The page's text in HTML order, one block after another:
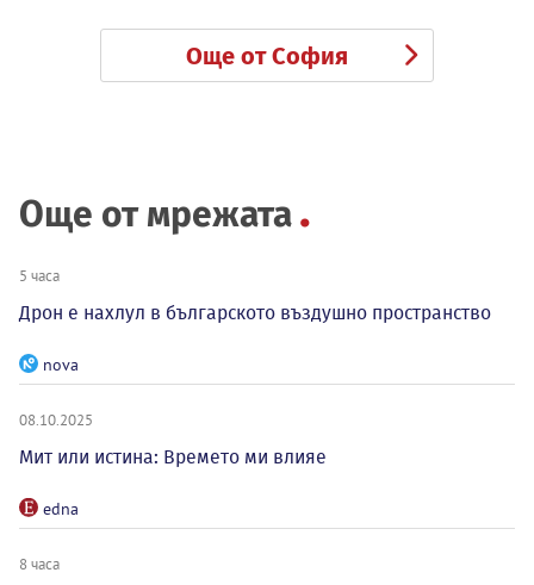
Още от София
Още от мрежата
5 часа
Дрон е нахлул в българското въздушно пространство
nova
08.10.2025
Мит или истина: Времето ми влияе
edna
8 часа